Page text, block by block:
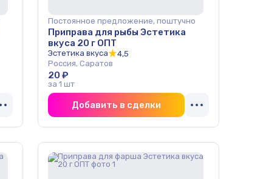
Постоянное предложение, поштучно
Приправа для рыбы Эстетика
вкуса 20 г ОПТ
Эстетика вкуса
4,5
Россия, Саратов
20 ₽
за 1 шт
Добавить в сделки